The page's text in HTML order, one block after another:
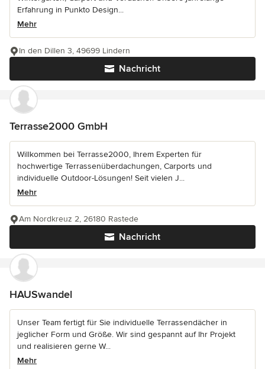
Erfahrung in Punkto Design...
Mehr
Nachricht
In den Dillen 3, 49699 Lindern
Terrasse2000 GmbH
Willkommen bei Terrasse2000, Ihrem Experten für
hochwertige Terrassenüberdachungen, Carports und
individuelle Outdoor-Lösungen! Seit vielen J...
Mehr
Nachricht
Am Nordkreuz 2, 26180 Rastede
HAUSwandel
Unser Team fertigt für Sie individuelle Terrassendächer in
jeglicher Form und Größe. Wir sind gespannt auf Ihr Projekt
und realisieren gerne W...
Mehr